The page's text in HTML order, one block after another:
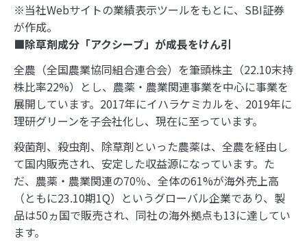
※当社Webサイトの業績表示ツールをもとに、SBI証券
が作成。
■除草剤成分「アクシーブ」が成長をけん引
全農（全国農業協同組合連合会）を筆頭株主（22.10末持
株比率22%）とし、農薬・農業関連事業を中心に事業を
展開しています。2017年にイハラケミカルを、2019年に
理研グリーンを子会社化し、現在に至っています。
殺菌剤、殺虫剤、除草剤といった農薬は、全農を経由し
て国内販売され、安定した収益源になっています。た
だ、農薬・農業関連の70％、全体の61%が海外売上高
（ともに23.10期1Q）というグローバル企業であり、製
品は50ヵ国で販売され、同社の海外拠点も13に達してい
ます。